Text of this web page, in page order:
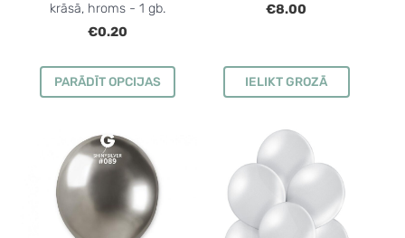
krāsā, hroms - 1 gb.
€0.20
PARĀDĪT OPCIJAS
€8.00
IELIKT GROZĀ